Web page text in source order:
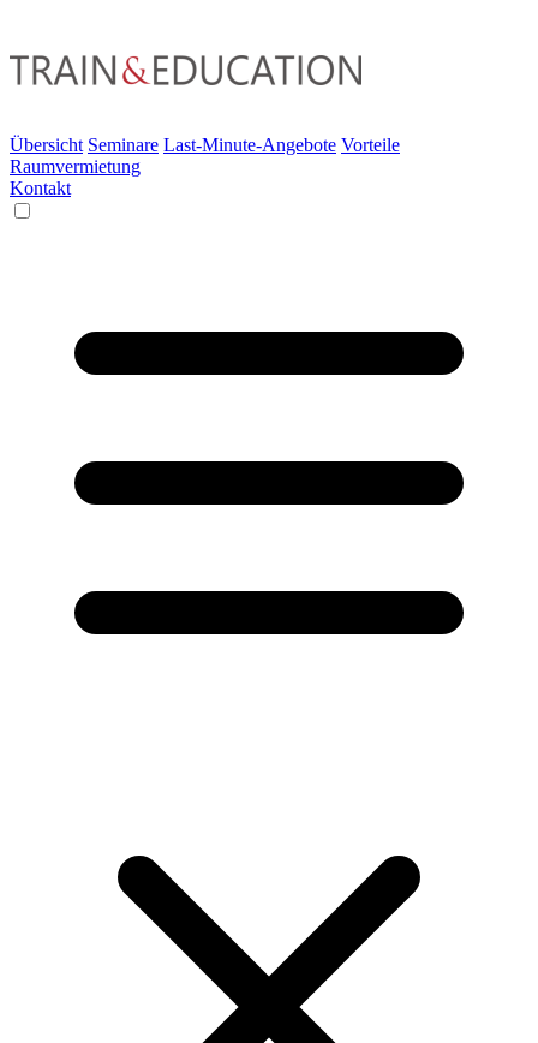
Übersicht Seminare Last-Minute-Angebote Vorteile
Raumvermietung
Kontakt